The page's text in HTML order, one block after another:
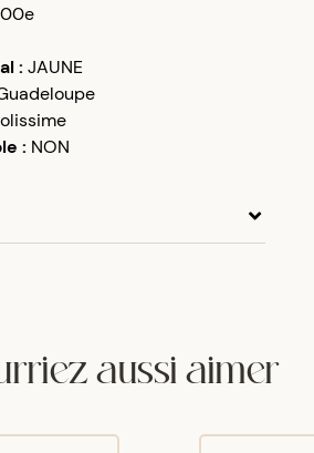
: JAUNE
: NON
09/09/23
aussi aimer